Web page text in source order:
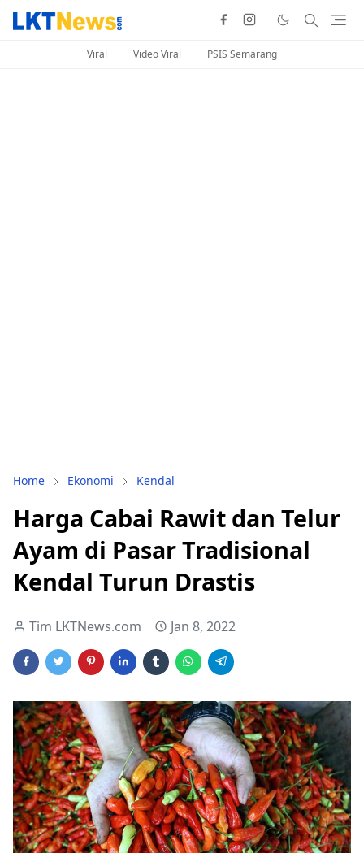
Viral Video Viral PSIS Semarang
Home Ekonomi Kendal
Harga Cabai Rawit dan Telur
Ayam di Pasar Tradisional
Kendal Turun Drastis
Tim LKTNews.com Jan 8, 2022